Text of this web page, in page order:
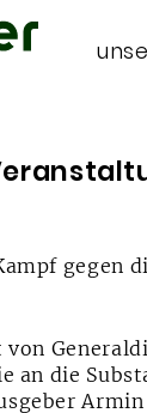
gegen
an die